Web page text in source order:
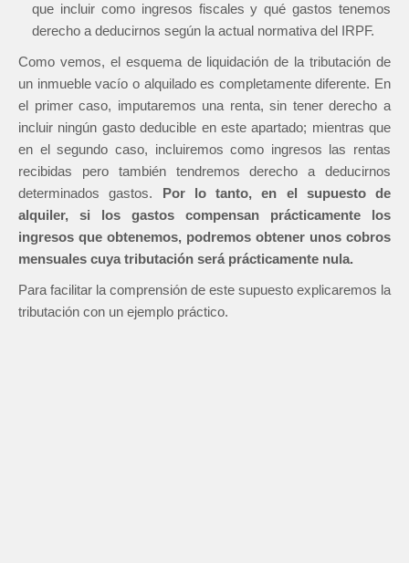
que incluir como ingresos fiscales y qué gastos tenemos
derecho a deducirnos según la actual normativa del IRPF.
Como vemos, el esquema de liquidación de la tributación de
un inmueble vacío o alquilado es completamente diferente. En
el primer caso, imputaremos una renta, sin tener derecho a
incluir ningún gasto deducible en este apartado; mientras que
en el segundo caso, incluiremos como ingresos las rentas
recibidas pero también tendremos derecho a deducirnos
determinados gastos. Por lo tanto, en el supuesto de
alquiler, si los gastos compensan prácticamente los
ingresos que obtenemos, podremos obtener unos cobros
mensuales cuya tributación será prácticamente nula.
Para facilitar la comprensión de este supuesto explicaremos la
tributación con un ejemplo práctico.